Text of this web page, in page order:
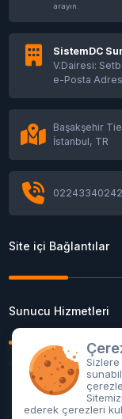
arayın.
SistemDC
V.Dairesi:
e-Posta
Başakşehir
İstanbul, TR
02243340242
Site içi Bağlantılar
Sunucu Hizmetleri
Tüm işlemleriniz
ederek çerezleri